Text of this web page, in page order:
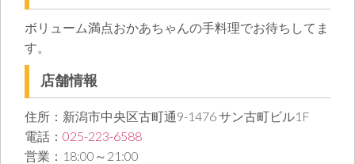
ボリューム満点おかあちゃんの手料理でお待ちしてま
す。
店舗情報
住所：新潟市中央区古町通9-1476 サン古町ビル1F
電話： 025-223-6588
営業：18:00～21:00